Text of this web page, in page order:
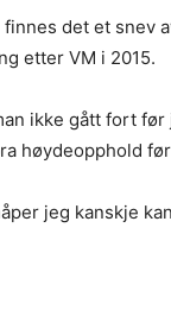
finnes det et snev
etter VM i 2015.
ikke gått fort
høydeopphold
jeg kanskje